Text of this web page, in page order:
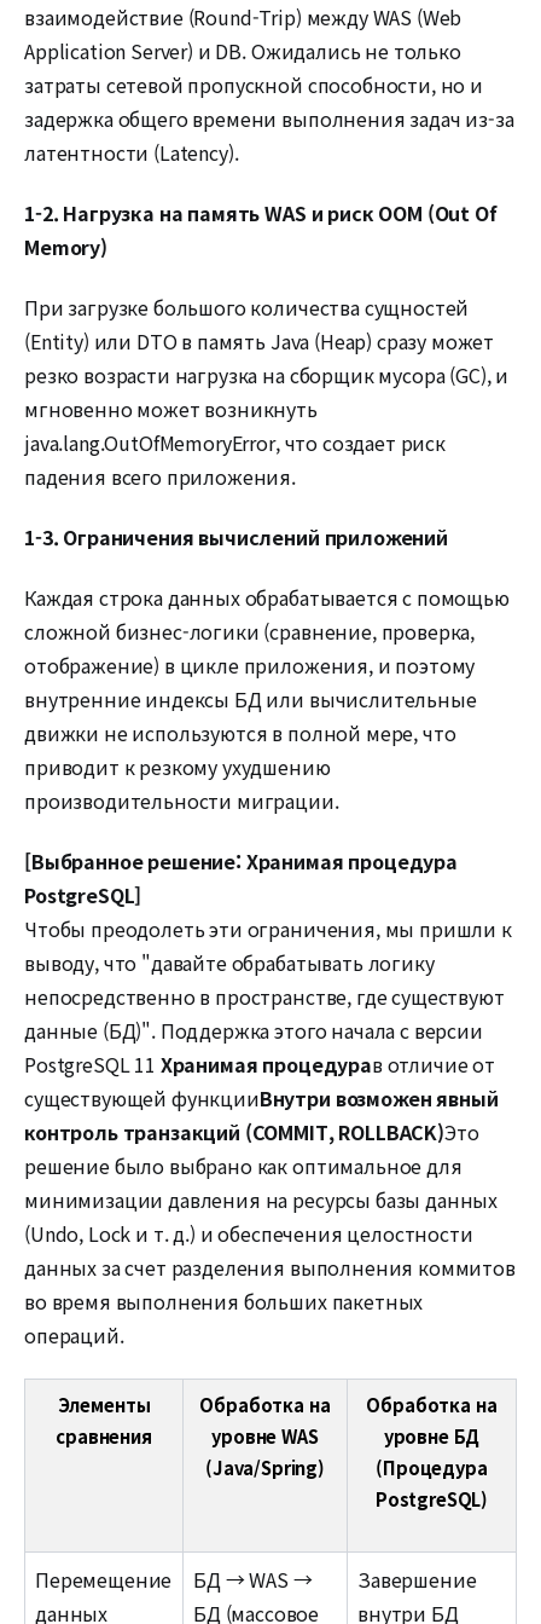
взаимодействие (Round-Trip) между WAS (Web
Application Server) и DB. Ожидались не только
затраты сетевой пропускной способности, но и
задержка общего времени выполнения задач из-за
латентности (Latency).
1-2. Нагрузка на память WAS и риск OOM (Out Of
Memory)
При загрузке большого количества сущностей
(Entity) или DTO в память Java (Heap) сразу может
резко возрасти нагрузка на сборщик мусора (GC), и
мгновенно может возникнуть
java.lang.OutOfMemoryError, что создает риск
падения всего приложения.
1-3. Ограничения вычислений приложений
Каждая строка данных обрабатывается с помощью
сложной бизнес-логики (сравнение, проверка,
отображение) в цикле приложения, и поэтому
внутренние индексы БД или вычислительные
движки не используются в полной мере, что
приводит к резкому ухудшению
производительности миграции.
[Выбранное решение: Хранимая процедура
PostgreSQL]
Чтобы преодолеть эти ограничения, мы пришли к
выводу, что "давайте обрабатывать логику
непосредственно в пространстве, где существуют
данные (БД)". Поддержка этого начала с версии
PostgreSQL 11 Хранимая процедурав отличие от
существующей функцииВнутри возможен явный
контроль транзакций (COMMIT, ROLLBACK)Это
решение было выбрано как оптимальное для
минимизации давления на ресурсы базы данных
(Undo, Lock и т. д.) и обеспечения целостности
данных за счет разделения выполнения коммитов
во время выполнения больших пакетных
операций.
Элементы
сравнения
Обработка на
уровне WAS
(Java/Spring)
Обработка на
уровне БД
(Процедура
PostgreSQL)
Перемещение
данных
БД → WAS →
БД (массовое
Завершение
внутри БД